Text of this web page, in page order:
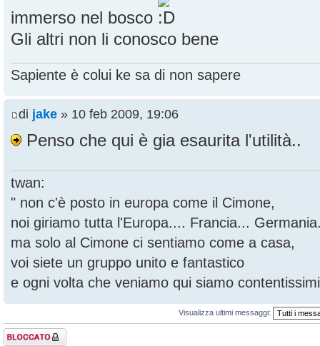
immerso nel bosco
Gli altri non li conosco bene
Sapiente è colui ke sa di non sapere
di jake » 10 feb 2009, 19:06
Penso che qui è gia esaurita l'utilità..
twan:
" non c'è posto in europa come il Cimone,
noi giriamo tutta l'Europa.... Francia...
ma solo al Cimone ci sentiamo come a casa,
voi siete un gruppo unito e fantastico
e ogni volta che veniamo qui siamo contentissimi
Visualizza ultimi messaggi:
Argomento
bloccato